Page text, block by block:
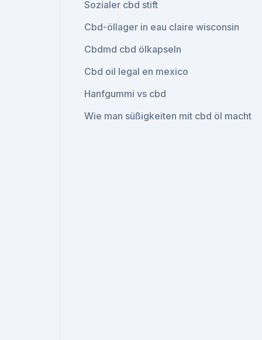
Sozialer cbd stift
Cbd-öllager in eau claire wisconsin
Cbdmd cbd ölkapseln
Cbd oil legal en mexico
Hanfgummi vs cbd
Wie man süßigkeiten mit cbd öl macht